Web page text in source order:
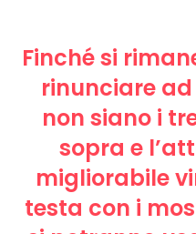
Finché si
rinunciare
non siano i
sopra e
migliorabile
testa con i